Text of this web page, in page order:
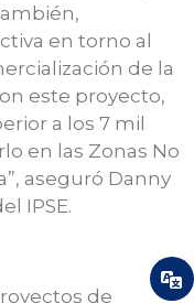
en torno al
de la
este proyecto,
a los 7 mil
en las Zonas No
aseguró Danny
IPSE.
de